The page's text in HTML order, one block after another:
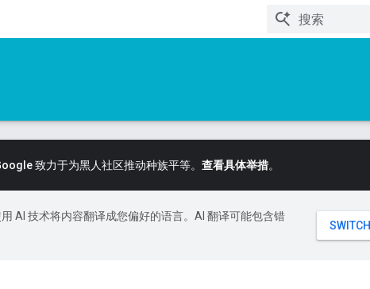
致力于为黑人社区推动种族平等。 查看具体举措。
AI 技术将内容翻译成您偏好的语言。AI 翻译可能包含错